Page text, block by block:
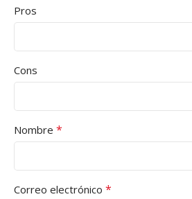
Pros
Cons
Nombre *
Correo electrónico *